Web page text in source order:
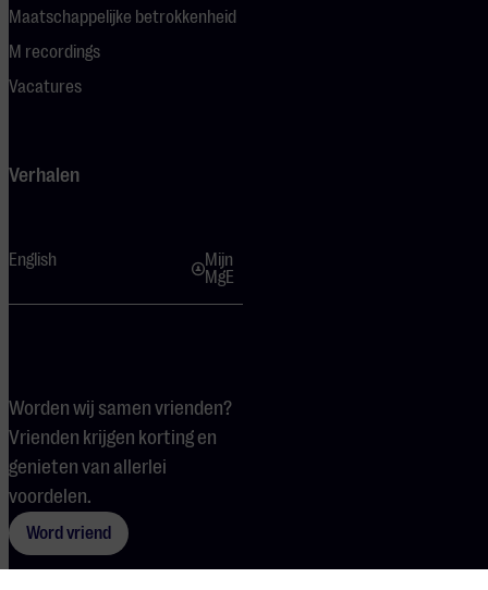
Maatschappelijke betrokkenheid
M recordings
Vacatures
Verhalen
English
Mijn
MgE
Worden wij samen vrienden?
Vrienden krijgen korting en
genieten van allerlei
voordelen.
Word vriend